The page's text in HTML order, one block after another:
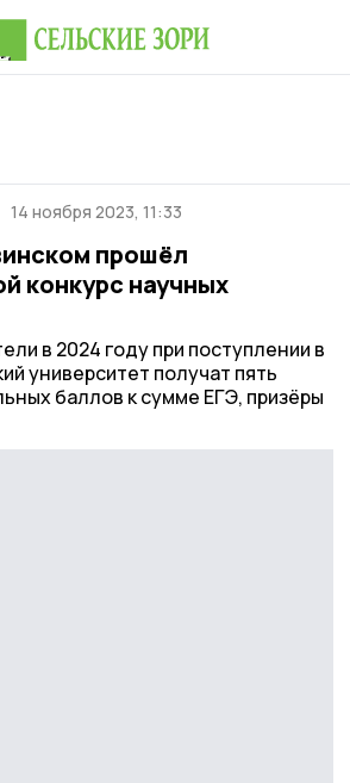
14 ноября 2023, 11:33
прошёл
конкурс научных
в 2024 году при поступлении в
университет получат пять
баллов к сумме ЕГЭ, призёры